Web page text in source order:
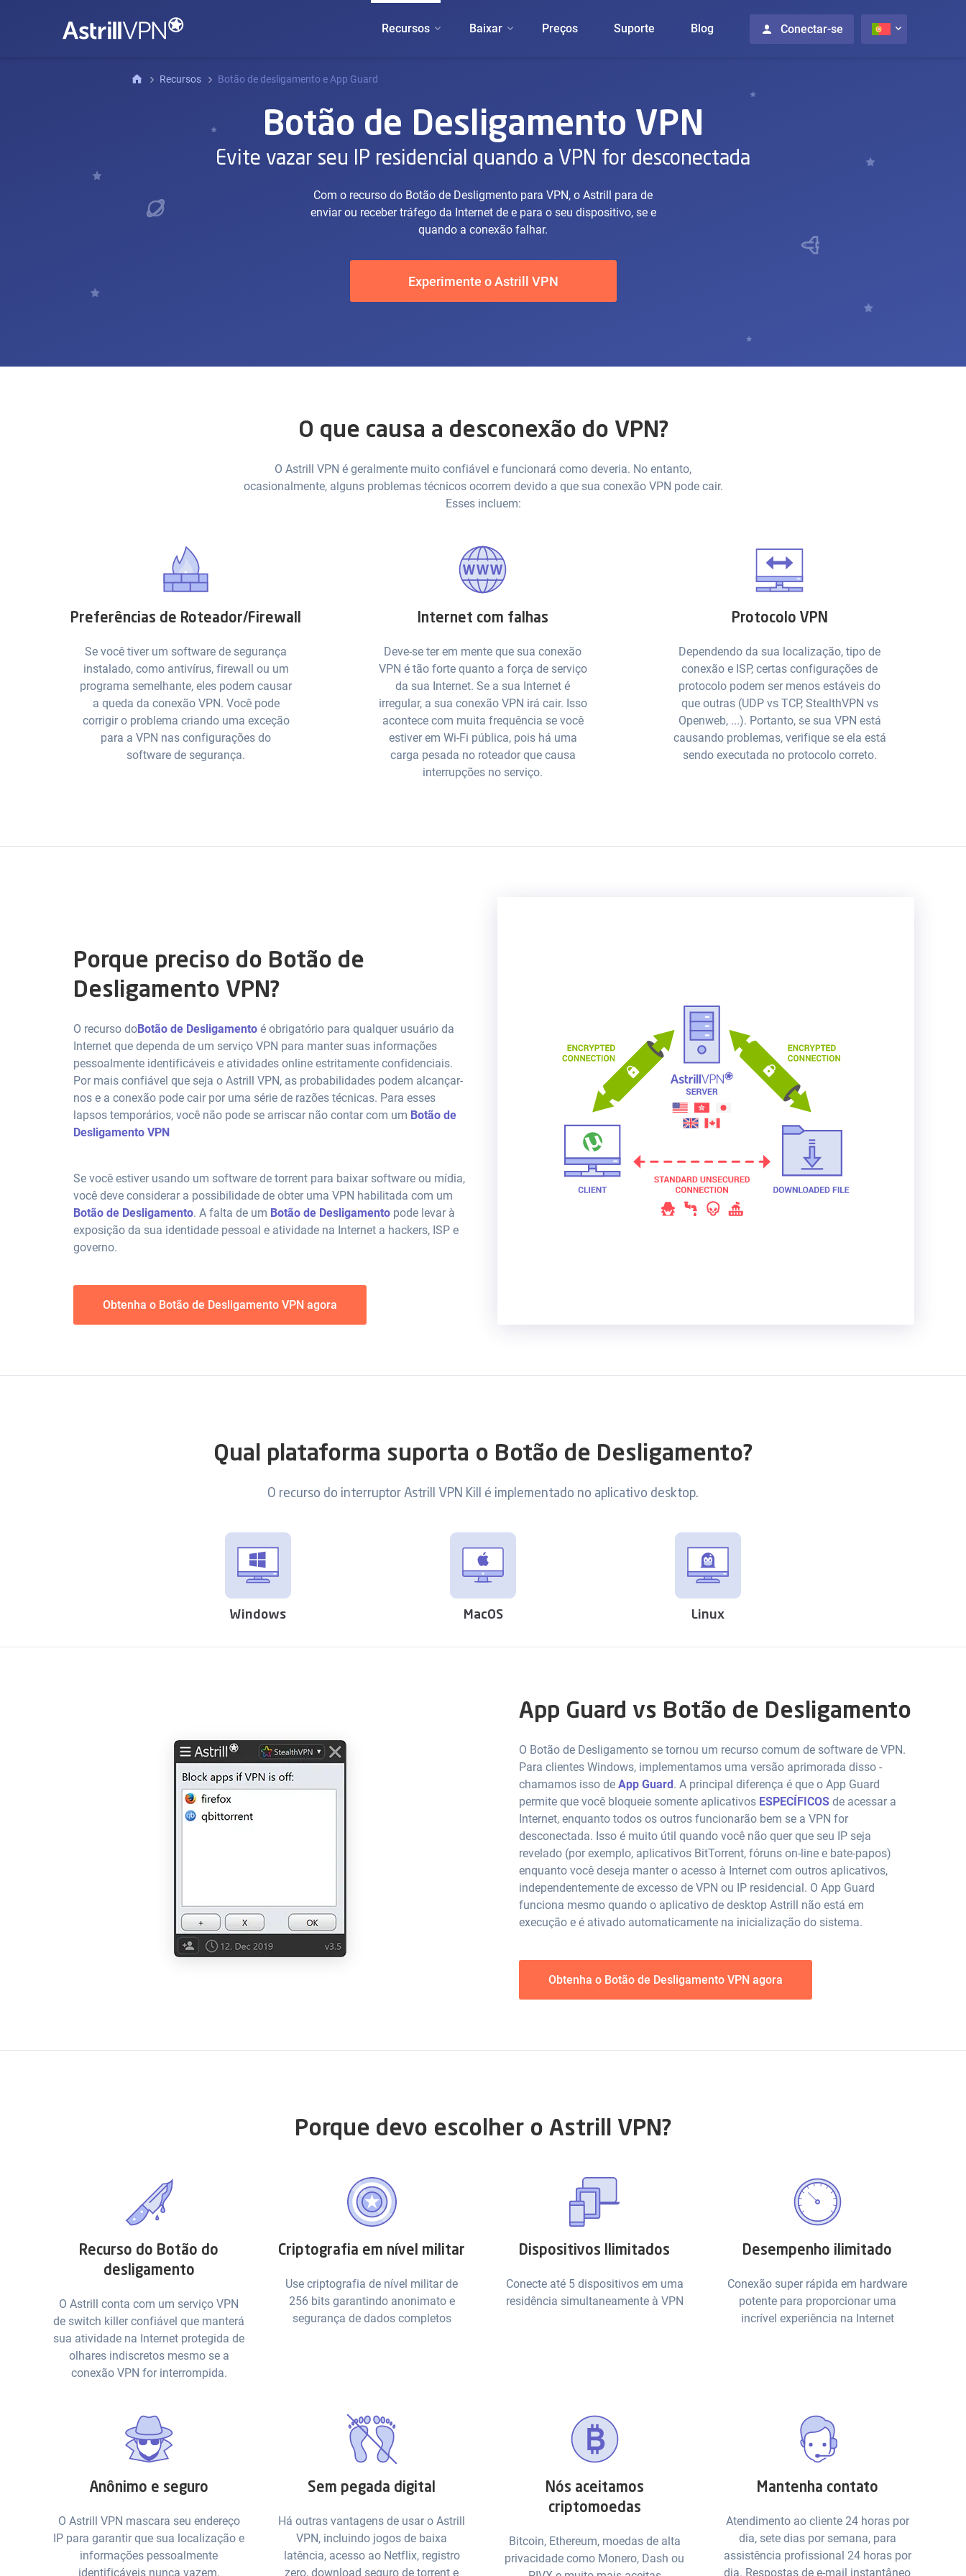
Recursos Baixar Preços Suporte Blog Conectar-se
Recursos Botão de desligamento e App Guard
Botão de Desligamento VPN
Evite vazar seu IP residencial quando a VPN for desconectada
Com o recurso do Botão de Desligmento para VPN, o Astrill para de
enviar ou receber tráfego da Internet de e para o seu dispositivo, se e
quando a conexão falhar.
Experimente o Astrill VPN
O que causa a desconexão do VPN?
O Astrill VPN é geralmente muito confiável e funcionará como deveria. No entanto,
ocasionalmente, alguns problemas técnicos ocorrem devido a que sua conexão VPN pode cair.
Esses incluem:
Preferências de Roteador/Firewall
Se você tiver um software de segurança
instalado, como antivírus, firewall ou um
programa semelhante, eles podem causar
a queda da conexão VPN. Você pode
corrigir o problema criando uma exceção
para a VPN nas configurações do
software de segurança.
Internet com falhas
Deve-se ter em mente que sua conexão
VPN é tão forte quanto a força de serviço
da sua Internet. Se a sua Internet é
irregular, a sua conexão VPN irá cair. Isso
acontece com muita frequência se você
estiver em Wi-Fi pública, pois há uma
carga pesada no roteador que causa
interrupções no serviço.
Protocolo VPN
Dependendo da sua localização, tipo de
conexão e ISP, certas configurações de
protocolo podem ser menos estáveis do
que outras (UDP vs TCP, StealthVPN vs
Openweb, ...). Portanto, se sua VPN está
causando problemas, verifique se ela está
sendo executada no protocolo correto.
Porque preciso do Botão de
Desligamento VPN?
O recurso doBotão de Desligamento é obrigatório para qualquer usuário da
Internet que dependa de um serviço VPN para manter suas informações
pessoalmente identificáveis e atividades online estritamente confidenciais.
Por mais confiável que seja o Astrill VPN, as probabilidades podem alcançar-
nos e a conexão pode cair por uma série de razões técnicas. Para esses
lapsos temporários, você não pode se arriscar não contar com um Botão de
Desligamento VPN
Se você estiver usando um software de torrent para baixar software ou mídia,
você deve considerar a possibilidade de obter uma VPN habilitada com um
Botão de Desligamento. A falta de um Botão de Desligamento pode levar à
exposição da sua identidade pessoal e atividade na Internet a hackers, ISP e
governo.
Obtenha o Botão de Desligamento VPN agora
Qual plataforma suporta o Botão de Desligamento?
O recurso do interruptor Astrill VPN Kill é implementado no aplicativo desktop.
Windows MacOS Linux
App Guard vs Botão de Desligamento
O Botão de Desligamento se tornou um recurso comum de software de VPN.
Para clientes Windows, implementamos uma versão aprimorada disso -
chamamos isso de App Guard. A principal diferença é que o App Guard
permite que você bloqueie somente aplicativos ESPECÍFICOS de acessar a
Internet, enquanto todos os outros funcionarão bem se a VPN for
desconectada. Isso é muito útil quando você não quer que seu IP seja
revelado (por exemplo, aplicativos BitTorrent, fóruns on-line e bate-papos)
enquanto você deseja manter o acesso à Internet com outros aplicativos,
independentemente de excesso de VPN ou IP residencial. O App Guard
funciona mesmo quando o aplicativo de desktop Astrill não está em
execução e é ativado automaticamente na inicialização do sistema.
Obtenha o Botão de Desligamento VPN agora
Porque devo escolher o Astrill VPN?
Recurso do Botão do
desligamento
O Astrill conta com um serviço VPN
de switch killer confiável que manterá
sua atividade na Internet protegida de
olhares indiscretos mesmo se a
conexão VPN for interrompida.
Criptografia em nível militar
Use criptografia de nível militar de
256 bits garantindo anonimato e
segurança de dados completos
Dispositivos Ilimitados
Conecte até 5 dispositivos em uma
residência simultaneamente à VPN
Desempenho ilimitado
Conexão super rápida em hardware
potente para proporcionar uma
incrível experiência na Internet
Anônimo e seguro
O Astrill VPN mascara seu endereço
IP para garantir que sua localização e
informações pessoalmente
identificáveis nunca vazem.
Sem pegada digital
Há outras vantagens de usar o Astrill
VPN, incluindo jogos de baixa
latência, acesso ao Netflix, registro
zero, download seguro de torrent e
Nós aceitamos
criptomoedas
Bitcoin, Ethereum, moedas de alta
privacidade como Monero, Dash ou
Mantenha contato
Atendimento ao cliente 24 horas por
dia, sete dias por semana, para
assistência profissional 24 horas por
dia. Respostas de e-mail instantâneo